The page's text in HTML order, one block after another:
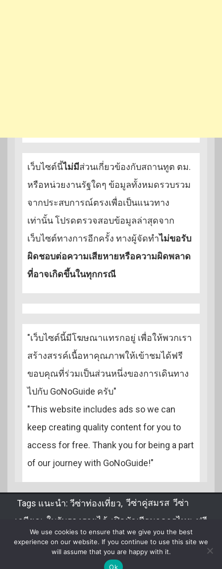
เว็บไซต์นี้ไม่มีส่วนเกี่ยวข้องกับสถานทูต ตม.
หรือหน่วยงานรัฐใดๆ ข้อมูลทั้งหมดรวบรวม
จากประสบการณ์ตรงเพื่อเป็นแนวทาง
เท่านั้น โปรดตรวจสอบข้อมูลล่าสุดจาก
เว็บไซต์ทางการอีกครั้ง ทางผู้จัดทำไม่ขอรับ
ผิดชอบต่อความเสียหายหรือความผิดพลาด
ที่อาจเกิดขึ้นในทุกกรณี
"เว็บไซต์นี้มีโฆษณาแทรกอยู่ เพื่อให้พวกเรา
สร้างสรรค์เนื้อหาคุณภาพให้เข้าชมได้ฟรี
ขอบคุณที่ร่วมเป็นส่วนหนึ่งของการเดินทาง
ไปกับ GoNoGuide ครับ"
"This website includes ads so we can
keep creating quality content for you to
access for free. Thank you for being a part
of our journey with GoNoGuide!"
Tags แนะนำ: วีซ่าท่องเที่ยว, วีซ่าคู่สมรส ,วีซ่า
เกษียณ ใบรับรองรายได้ เปิดบัญชีธนาคารไทย ฟรี
วีซ่า,DTV ,จดทะเบียนสมรส, ขอวีซ่าไทยในลาว
We use cookies to ensure that we give you the best
experience on our website. If you continue to use this site we
will assume that you are happy with it.
Ok